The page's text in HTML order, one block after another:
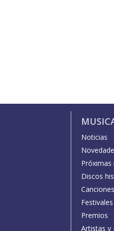
Noticias
Próximas
Discos
Canciones
Festivales
Premios
Artistas y